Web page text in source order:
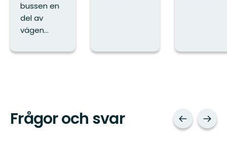
bussen en
del av
vägen...
Frågor och svar